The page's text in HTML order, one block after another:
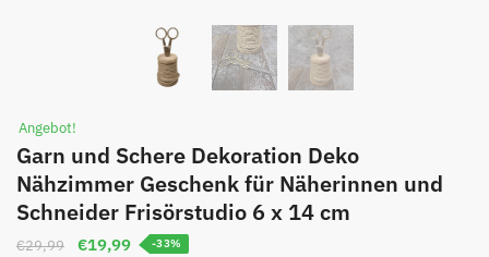
Angebot!
Garn und Schere Dekoration Deko
Nähzimmer Geschenk für Näherinnen und
Schneider Frisörstudio 6 x 14 cm
€29,99 €19,99 -33%